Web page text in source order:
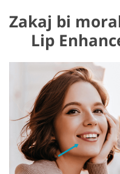
Zakaj bi
Lip